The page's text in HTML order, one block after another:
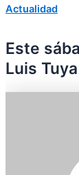
Actualidad
Este
Luis Tuya